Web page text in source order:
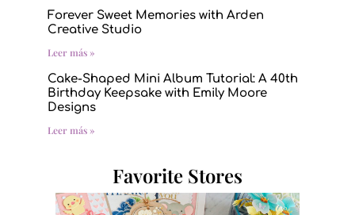
Forever Sweet Memories with Arden
Creative Studio
Leer más »
Cake-Shaped Mini Album Tutorial: A 40th
Birthday Keepsake with Emily Moore
Designs
Leer más »
Favorite Stores